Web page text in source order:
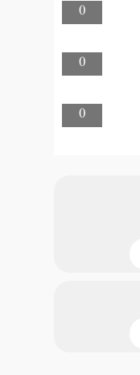
0
0
0